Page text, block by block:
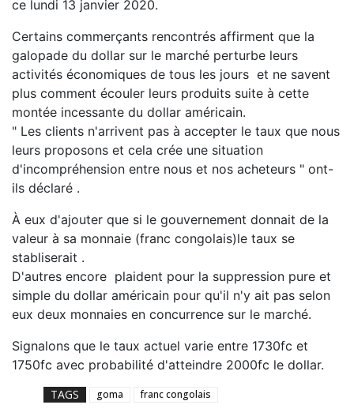
ce lundi 13 janvier 2020.
Certains commerçants rencontrés affirment que la
galopade du dollar sur le marché perturbe leurs
activités économiques de tous les jours et ne savent
plus comment écouler leurs produits suite à cette
montée incessante du dollar américain.
" Les clients n'arrivent pas à accepter le taux que nous
leurs proposons et cela crée une situation
d'incompréhension entre nous et nos acheteurs " ont-
ils déclaré .
À eux d'ajouter que si le gouvernement donnait de la
valeur à sa monnaie (franc congolais)le taux se
stabliserait .
D'autres encore plaident pour la suppression pure et
simple du dollar américain pour qu'il n'y ait pas selon
eux deux monnaies en concurrence sur le marché.
Signalons que le taux actuel varie entre 1730fc et
1750fc avec probabilité d'atteindre 2000fc le dollar.
TAGS goma franc congolais